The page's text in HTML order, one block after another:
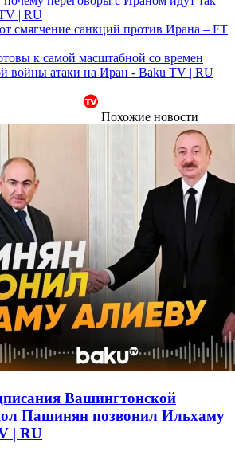
| RU
смягчение санкций против Ирана – FT
к самой масштабной со времен
войны атаки на Иран - Baku TV | RU
Похожие новости
Вашингтонской
Пашинян позвонил Ильхаму
| RU